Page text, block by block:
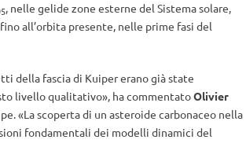
, nelle gelide zone esterne del Sistema solare,
all’orbita presente, nelle prime fasi del
della fascia di Kuiper erano già state
livello qualitativo», ha commentatoOlivier
«La scoperta di un asteroide carbonaceo nella
fondamentali dei modelli dinamici del